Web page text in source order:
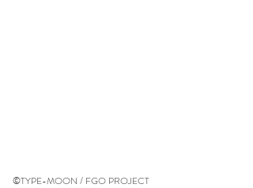
©TYPE-MOON / FGO PROJECT